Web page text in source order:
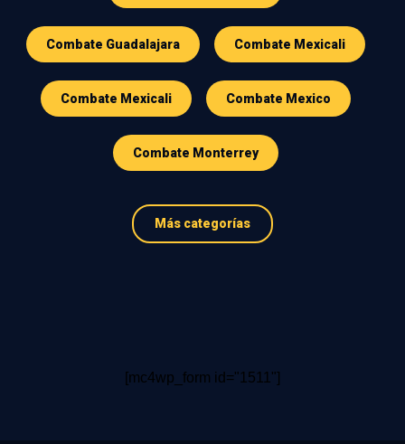
Combate Guadalajara Combate Mexicali
Combate Mexicali Combate Mexico
Combate Monterrey
Más categorías
[mc4wp_form id="1511"]